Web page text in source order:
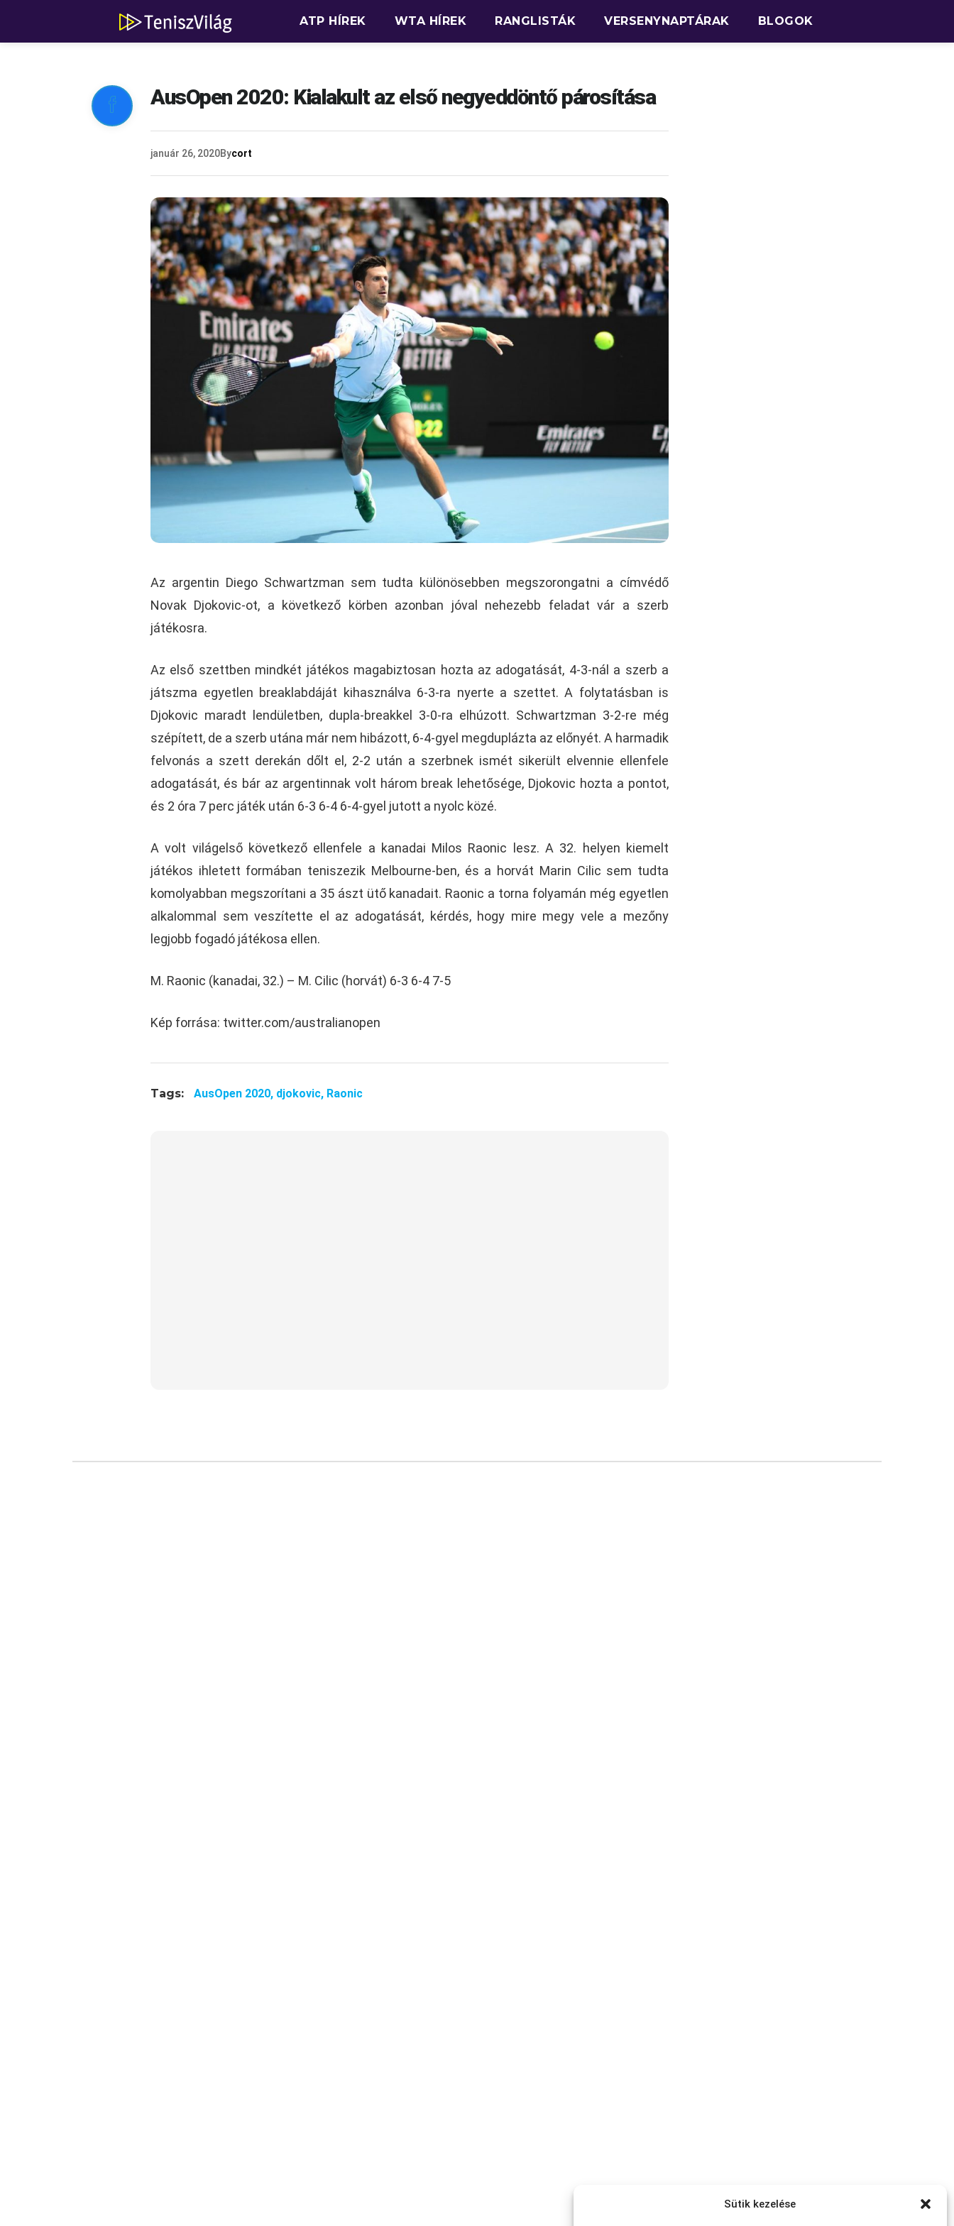
Sütik kezelése
ATP HÍREK WTA HÍREK RANGLISTÁK VERSENYNAPTÁRAK BLOGOK
 AusOpen 2020: Kialakult az első negyeddöntő párosítása
január 26, 2020Bycort
Az argentin Diego Schwartzman sem tudta különösebben megszorongatni a címvédő
Novak Djokovic-ot, a következő körben azonban jóval nehezebb feladat vár a szerb
játékosra.
Az első szettben mindkét játékos magabiztosan hozta az adogatását, 4-3-nál a szerb a
játszma egyetlen breaklabdáját kihasználva 6-3-ra nyerte a szettet. A folytatásban is
Djokovic maradt lendületben, dupla-breakkel 3-0-ra elhúzott. Schwartzman 3-2-re még
szépített, de a szerb utána már nem hibázott, 6-4-gyel megduplázta az előnyét. A harmadik
felvonás a szett derekán dőlt el, 2-2 után a szerbnek ismét sikerült elvennie ellenfele
adogatását, és bár az argentinnak volt három break lehetősége, Djokovic hozta a pontot,
és 2 óra 7 perc játék után 6-3 6-4 6-4-gyel jutott a nyolc közé.
A volt világelső következő ellenfele a kanadai Milos Raonic lesz. A 32. helyen kiemelt
játékos ihletett formában teniszezik Melbourne-ben, és a horvát Marin Cilic sem tudta
komolyabban megszorítani a 35 ászt ütő kanadait. Raonic a torna folyamán még egyetlen
alkalommal sem veszítette el az adogatását, kérdés, hogy mire megy vele a mezőny
legjobb fogadó játékosa ellen.
M. Raonic (kanadai, 32.) – M. Cilic (horvát) 6-3 6-4 7-5
Kép forrása: twitter.com/australianopen
Tags: AusOpen 2020, djokovic, Raonic